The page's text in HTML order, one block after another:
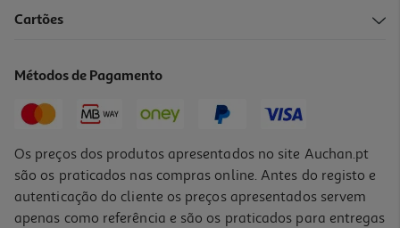
Cartões
Métodos de Pagamento
Os preços dos produtos apresentados no site Auchan.pt
são os praticados nas compras online. Antes do registo e
autenticação do cliente os preços apresentados servem
apenas como referência e são os praticados para entregas